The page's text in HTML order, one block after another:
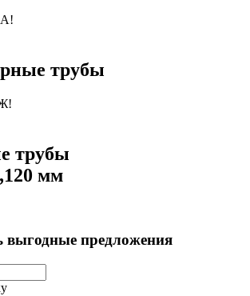
трубы
трубы
мм
выгодные предложения